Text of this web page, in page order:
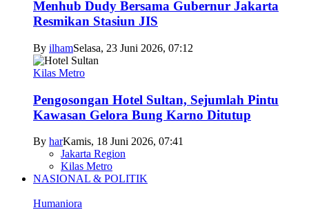
Menhub Dudy Bersama Gubernur Jakarta
Resmikan Stasiun JIS
By ilhamSelasa, 23 Juni 2026, 07:12
Kilas Metro
Pengosongan Hotel Sultan, Sejumlah Pintu
Kawasan Gelora Bung Karno Ditutup
By harKamis, 18 Juni 2026, 07:41
Jakarta Region
Kilas Metro
NASIONAL & POLITIK
Humaniora